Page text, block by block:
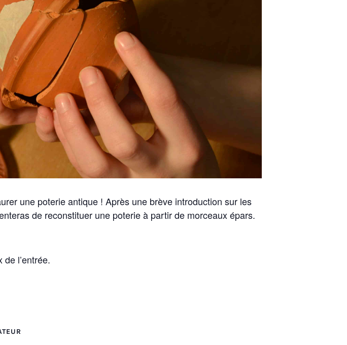
une poterie antique ! Après une brève introduction sur les
de reconstituer une poterie à partir de morceaux épars.
l’entrée.